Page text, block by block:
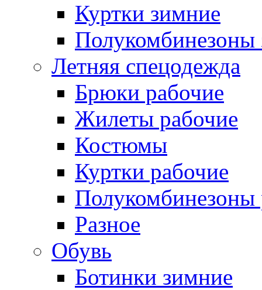
Куртки зимние
Полукомбинезоны
Летняя спецодежда
Брюки рабочие
Жилеты рабочие
Костюмы
Куртки рабочие
Полукомбинезоны
Разное
Обувь
Ботинки зимние